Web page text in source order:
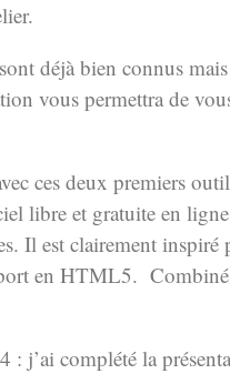
déjà bien connus
vous permettra de
ces deux premiers
libre et gratuite en
Il est clairement
en HTML5.
: j’ai complété la